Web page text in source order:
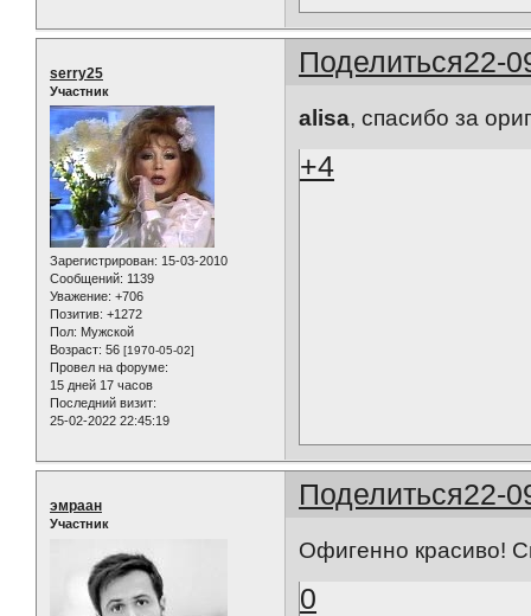
Поделиться22-
serry25
Участник
Зарегистрирован: 15-03-2010
Сообщений: 1139
Уважение: +706
Позитив: +1272
Пол: Мужской
Возраст: 56 [1970-05-02]
Провел на форуме:
15 дней 17 часов
Последний визит:
25-02-2022 22:45:19
alisa, спасибо за
+4
Поделиться22-
эмраан
Участник
Офигенно красиво!
0